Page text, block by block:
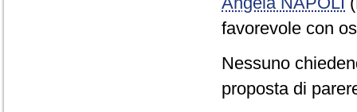
favorevole con
Nessuno
proposta di